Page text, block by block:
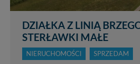
DZIAŁKA Z LINIĄ
STERŁAWKI MAŁE
NIERUCHOMOŚCI
SPRZEDAM